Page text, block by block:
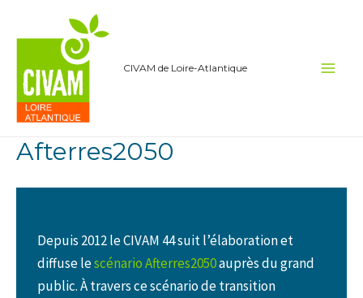
CIVAM de Loire-Atlantique
Afterres2050
Depuis 2012 le CIVAM 44 suit l’élaboration et
diffuse lescénario Afterres2050auprès du grand
public. À travers ce scénario de transition